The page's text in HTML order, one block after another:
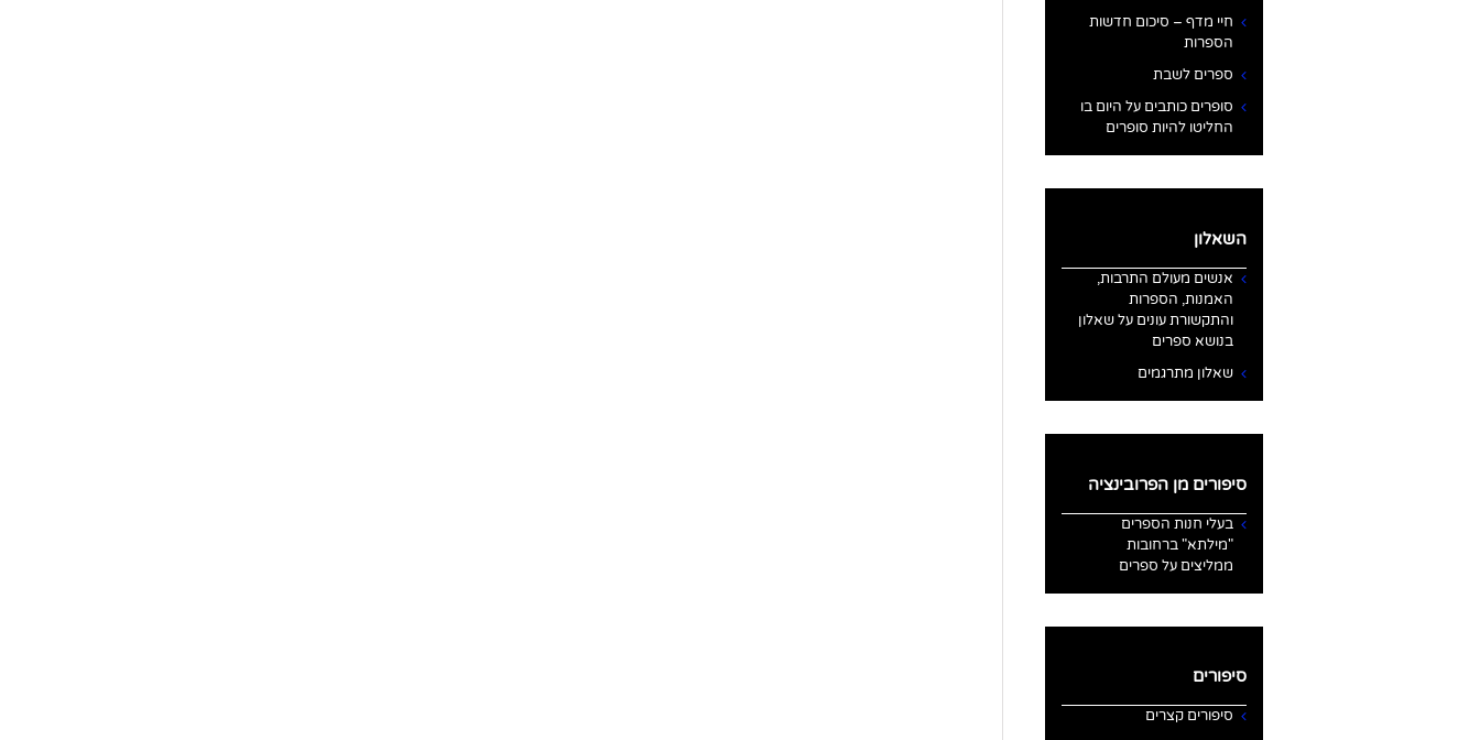
חיי מדף – סיכום חדשות
הספרות
ספרים לשבת
סופרים כותבים על היום בו
החליטו להיות סופרים
השאלון
אנשים מעולם התרבות,
האמנות, הספרות
והתקשורת עונים על שאלון
בנושא ספרים
שאלון מתרגמים
סיפורים מן הפרובינציה
בעלי חנות הספרים
"מילתא" ברחובות
ממליצים על ספרים
סיפורים
סיפורים קצרים